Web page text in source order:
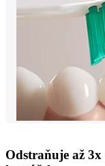
Odstraňuje až